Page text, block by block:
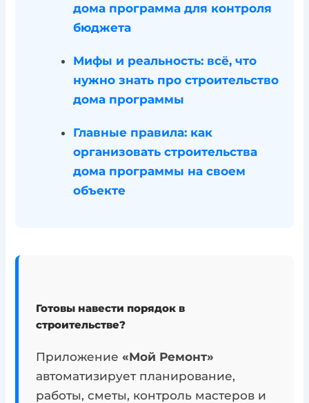
дома программа для контроля
бюджета
Мифы и реальность: всё, что
нужно знать про строительство
дома программы
Главные правила: как
организовать строительства
дома программы на своем
объекте
Готовы навести порядок в
строительстве?
Приложение«Мой Ремонт»
автоматизирует планирование,
работы, сметы, контроль мастеров и